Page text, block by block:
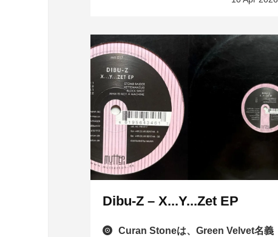
Dibu-Z – X...Y...Zet EP
Curan Stoneは、Green Velvet名義